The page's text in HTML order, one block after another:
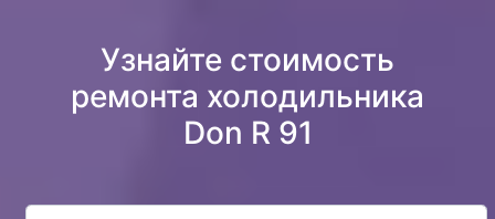
Узнайте стоимость
ремонта холодильника
Don R 91